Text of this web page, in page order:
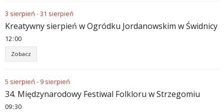
3 sierpień -31 sierpień
Kreatywny sierpień w Ogródku Jordanowskim w Świdnicy
12:00
Zobacz
5 sierpień - 9 sierpień
34. Międzynarodowy Festiwal Folkloru w Strzegomiu
09:30